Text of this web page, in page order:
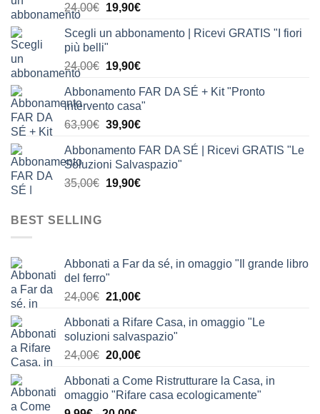
24,00€ Il
originale
24,00€.
19,90€Il
attuale
19,90€.
Scegli un abbonamento | Ricevi GRATIS "I fiori
più belli"
24,00€ Il
originale
era:
24,00€.
19,90€Il
attuale
è:
19,90€.
Abbonamento FAR DA SÉ + Kit "Pronto
intervento casa"
63,90€ Il
originale
era:
63,90€.
39,90€Il
attuale
è:
39,90€.
Abbonamento FAR DA SÉ | Ricevi GRATIS "Le
Soluzioni Salvaspazio"
35,00€ Il
19,90€Il
BEST SELLING
Abbonati a Far da sé, in omaggio "Il grande libro
del ferro"
24,00€ Il
originale
era:
24,00€.
21,00€Il
attuale
è:
21,00€.
Abbonati a Rifare Casa, in omaggio "Le
soluzioni salvaspazio"
24,00€ Il
originale
era:
20,00€Il
attuale
è:
Abbonati a Come Ristrutturare la Casa, in
omaggio "Rifare casa ecologicamente"